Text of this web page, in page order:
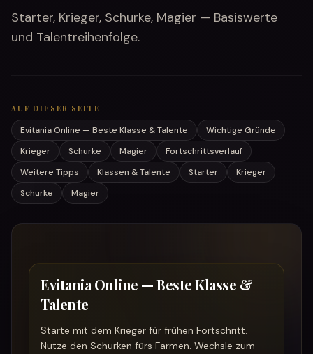
Starter, Krieger, Schurke, Magier — Basiswerte
und Talentreihenfolge.
AUF DIESER SEITE
Evitania Online — Beste Klasse & Talente
Wichtige Gründe
Krieger
Schurke Magier
Fortschrittsverlauf
Weitere Tipps
Klassen & Talente Starter
Krieger
Schurke
Magier
Evitania Online — Beste Klasse &
Talente
Starte mit dem Krieger für frühen Fortschritt.
Nutze den Schurken fürs Farmen. Wechsle zum